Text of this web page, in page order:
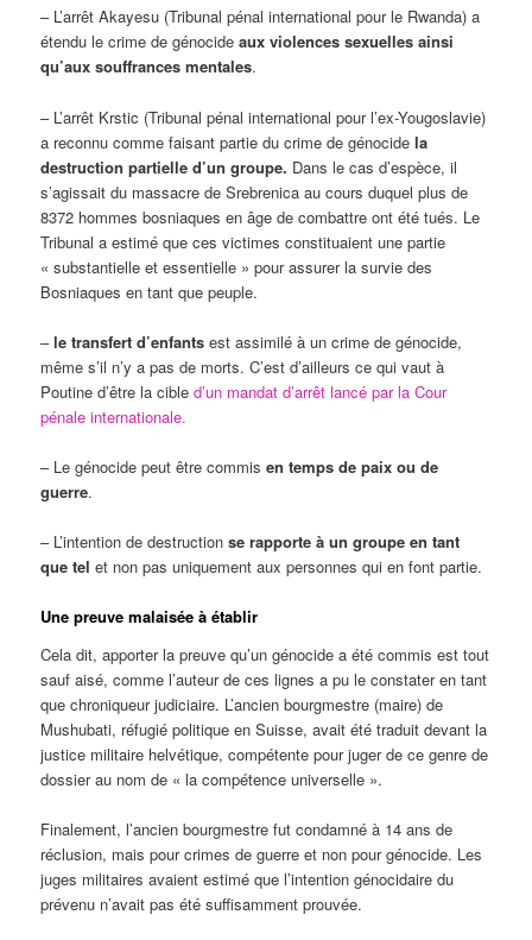
– L’arrêt Akayesu (Tribunal pénal international pour le Rwanda) a
étendu le crime de génocideaux violences sexuelles ainsi
qu’aux souffrances mentales.
– L’arrêt Krstic (Tribunal pénal international pour l’ex-Yougoslavie)
a reconnu comme faisant partie du crime de génocidela
destruction partielle d’un groupe. Dans le cas d’espèce, il
s’agissait du massacre de Srebrenica au cours duquel plus de
8372 hommes bosniaques en âge de combattre ont été tués. Le
Tribunal a estimé que ces victimes constituaient une partie
« substantielle et essentielle » pour assurer la survie des
Bosniaques en tant que peuple.
–le transfert d’enfantsest assimilé à un crime de génocide,
même s’il n’y a pas de morts. C’est d’ailleurs ce qui vaut à
Poutine d’être la cibled’un mandat d’arrêt lancé par la Cour
pénale internationale.
– Le génocide peut être commisen temps de paix ou de
guerre.
– L’intention de destructionse rapporte à un groupe en tant
que telet non pas uniquement aux personnes qui en font partie.
Une preuve malaisée à établir
Cela dit, apporter la preuve qu’un génocide a été commis est tout
sauf aisé, comme l’auteur de ces lignes a pu le constater en tant
que chroniqueur judiciaire. L’ancien bourgmestre (maire) de
Mushubati, réfugié politique en Suisse, avait été traduit devant la
justice militaire helvétique, compétente pour juger de ce genre de
dossier au nom de « la compétence universelle ».
Finalement, l’ancien bourgmestre fut condamné à 14 ans de
réclusion, mais pour crimes de guerre et non pour génocide. Les
juges militaires avaient estimé que l’intention génocidaire du
prévenu n’avait pas été suffisamment prouvée.